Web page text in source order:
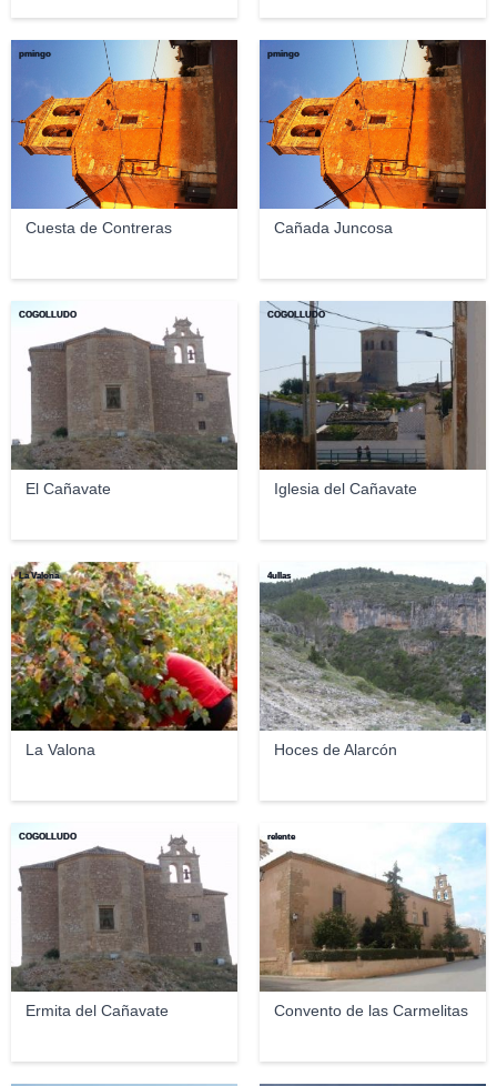
Cuesta de Contreras
pmingo
Cañada Juncosa
pmingo
El Cañavate
COGOLLUDO
Iglesia del Cañavate
COGOLLUDO
La Valona
La Valona
Hoces de Alarcón
4ullas
Ermita del Cañavate
COGOLLUDO
Convento de las Carmelitas
relente